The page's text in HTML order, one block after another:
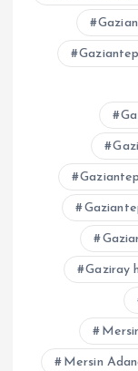
Gaziray
Mersin